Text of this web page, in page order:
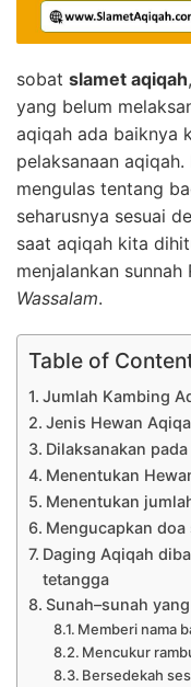
sobat slamet aqiqah
yang belum
aqiqah ada baiknya
pelaksanaan
mengulas tentang
seharusnya sesuai
saat aqiqah kita
menjalankan sunnah
Wassalam.
Table of
Jumlah Kambing
Jenis Hewan
Dilaksanakan
Menentukan
Menentukan
Mengucapkan
Daging Aqiqah
tetangga
Sunah–sunah
Memberi nama
Mencukur
Bersedekah